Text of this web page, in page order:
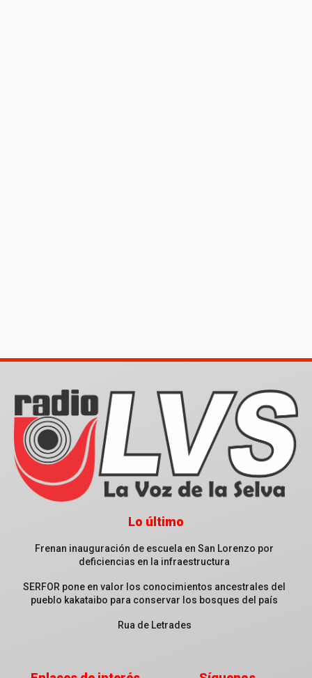
Lo último
Frenan inauguración de escuela en San Lorenzo por
deficiencias en la infraestructura
SERFOR pone en valor los conocimientos ancestrales del
pueblo kakataibo para conservar los bosques del país
Rua de Letrades